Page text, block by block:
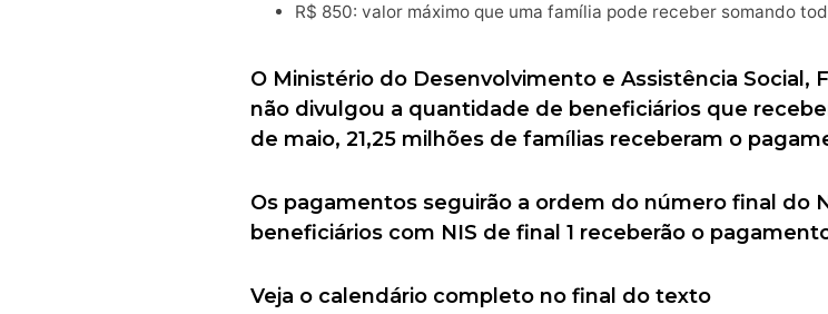
R$ 850: valor máximo que uma família pode receber somando
O Ministério do Desenvolvimento e Assistência Social,
não divulgou a quantidade de beneficiários que
de maio, 21,25 milhões de famílias receberam o
Os pagamentos seguirão a ordem do número final do
beneficiários com NIS de final 1 receberão o
Veja o calendário completo no final do texto